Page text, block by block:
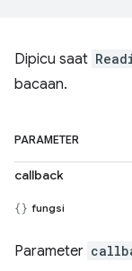
Dipicu saat
bacaan.
PARAMETER
callback
fungsi
Parameter